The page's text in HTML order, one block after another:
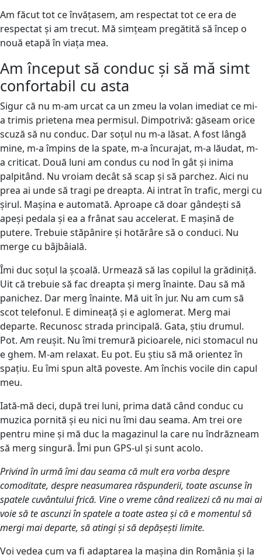
Am făcut tot ce învățasem, am respectat tot ce era de
respectat și am trecut. Mă simțeam pregătită să încep o
nouă etapă în viața mea.
Am început să conduc și să mă simt
confortabil cu asta
Sigur că nu m-am urcat ca un zmeu la volan imediat ce mi-
a trimis prietena mea permisul. Dimpotrivă: găseam orice
scuză să nu conduc. Dar soțul nu m-a lăsat. A fost lângă
mine, m-a împins de la spate, m-a încurajat, m-a lăudat, m-
a criticat. Două luni am condus cu nod în gât și inima
palpitând. Nu vroiam decât să scap și să parchez. Aici nu
prea ai unde să tragi pe dreapta. Ai intrat în trafic, mergi cu
șirul. Mașina e automată. Aproape că doar gândești să
apeși pedala și ea a frânat sau accelerat. E mașină de
putere. Trebuie stăpânire și hotărâre să o conduci. Nu
merge cu bâjbâială.
Îmi duc soțul la școală. Urmează să las copilul la grădiniță.
Uit că trebuie să fac dreapta și merg înainte. Dau să mă
panichez. Dar merg înainte. Mă uit în jur. Nu am cum să
scot telefonul. E dimineață și e aglomerat. Merg mai
departe. Recunosc strada principală. Gata, știu drumul.
Pot. Am reușit. Nu îmi tremură picioarele, nici stomacul nu
e ghem. M-am relaxat. Eu pot. Eu știu să mă orientez în
spațiu. Eu îmi spun altă poveste. Am închis vocile din capul
meu.
Iată-mă deci, după trei luni, prima dată când conduc cu
muzica pornită și eu nici nu îmi dau seama. Am trei ore
pentru mine și mă duc la magazinul la care nu îndrăzneam
să merg singură. Îmi pun GPS-ul și sunt acolo.
Privind în urmă îmi dau seama că mult era vorba despre
comoditate, despre neasumarea răspunderii, toate ascunse în
spatele cuvântului frică. Vine o vreme când realizezi că nu mai ai
voie să te ascunzi în spatele a toate astea și că e momentul să
mergi mai departe, să atingi și să depășești limite.
Voi vedea cum va fi adaptarea la mașina din România și la